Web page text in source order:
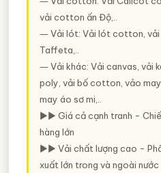
vải cotton ấn Độ,..
― Vải lót: Vải lót cotton,
Taffeta,..
― Vải khác: Vải canvas, vải
poly, vải bố cotton, vảo may
may áo sơ mi,..
►► Giá cả cạnh tranh -
hàng lớn
►► Vải chất lượng cao -
xuất lớn trong và ngoài nước